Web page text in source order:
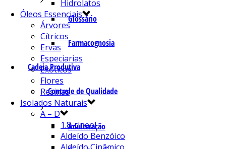
Glossário
Farmacognosia
Cadeia Produtiva
Controle de Qualidade
Adulteração
Hidrolatos
Óleos Essenciais
Árvores
Cítricos
Ervas
Especiarias
Exóticos
Flores
Resinas
Isolados Naturais
A – D
1.8-cineol
Aldeído Benzóico